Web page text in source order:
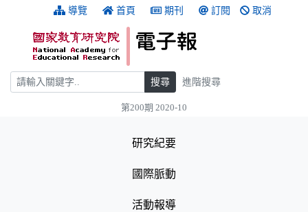
跳到主要內容 導覽 首頁 期刊 訂閱 取消
搜尋 搜尋 進階搜尋
第200期 2020-10
研究紀要
國際脈動
活動報導